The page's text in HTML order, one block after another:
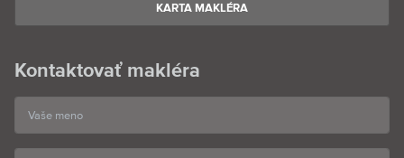
KARTA MAKLÉRA
Kontaktovať makléra